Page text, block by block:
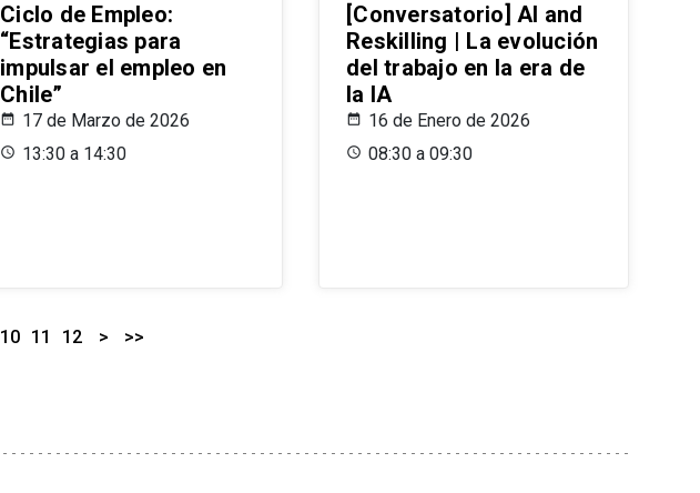
Ciclo de Empleo:
“Estrategias para
impulsar el empleo en
Chile”
17 de Marzo de 2026
13:30 a 14:30
[Conversatorio] AI and
Reskilling | La evolución
del trabajo en la era de
la IA
16 de Enero de 2026
08:30 a 09:30
10 11 12 > >>